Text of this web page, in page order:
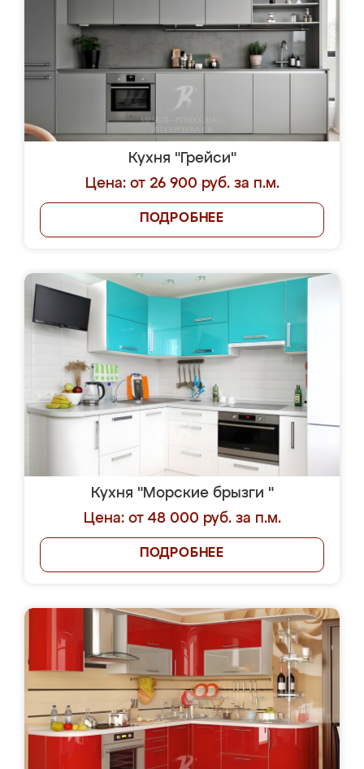
Кухня "Грейси"
Цена: от 26 900 руб. за п.м.
ПОДРОБНЕЕ
Кухня "Морские брызги "
Цена: от 48 000 руб. за п.м.
ПОДРОБНЕЕ